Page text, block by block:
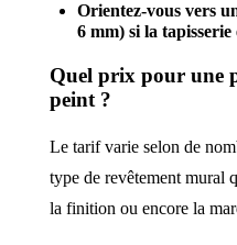
Orientez-vous vers
6 mm) si la tapisserie
Quel prix pour une
peint ?
Le tarif varie selon de
type de revêtement mural
la finition ou encore la